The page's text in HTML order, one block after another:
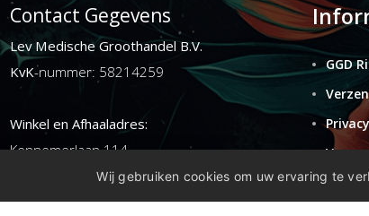
Contact Gegevens
Lev Medische Groothandel B.V.
KvK-nummer: 58214259
Winkel en Afhaaladres:
Kennemerlaan 114
1972ER ijmuiden
GGD
Wij gebruiken cookies om uw ervaring te